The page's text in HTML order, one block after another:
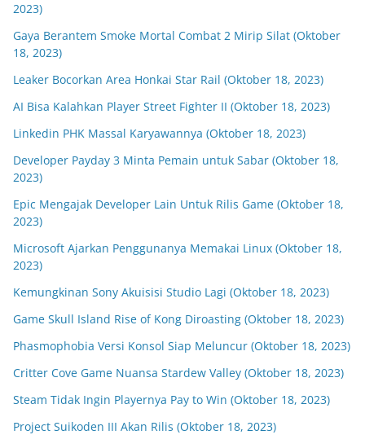
2023)
Gaya Berantem Smoke Mortal Combat 2 Mirip Silat (Oktober
18, 2023)
Leaker Bocorkan Area Honkai Star Rail (Oktober 18, 2023)
AI Bisa Kalahkan Player Street Fighter II (Oktober 18, 2023)
Linkedin PHK Massal Karyawannya (Oktober 18, 2023)
Developer Payday 3 Minta Pemain untuk Sabar (Oktober 18,
2023)
Epic Mengajak Developer Lain Untuk Rilis Game (Oktober 18,
2023)
Microsoft Ajarkan Penggunanya Memakai Linux (Oktober 18,
2023)
Kemungkinan Sony Akuisisi Studio Lagi (Oktober 18, 2023)
Game Skull Island Rise of Kong Diroasting (Oktober 18, 2023)
Phasmophobia Versi Konsol Siap Meluncur (Oktober 18, 2023)
Critter Cove Game Nuansa Stardew Valley (Oktober 18, 2023)
Steam Tidak Ingin Playernya Pay to Win (Oktober 18, 2023)
Project Suikoden III Akan Rilis (Oktober 18, 2023)